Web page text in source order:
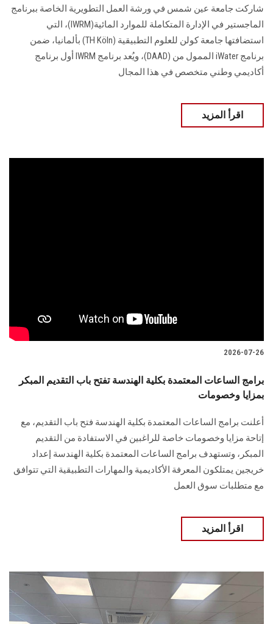
شاركت جامعة عين شمس في ورشة العمل التطويرية الخاصة ببرنامج
الماجستير في الإدارة المتكاملة للموارد المائية(IWRM)، التي
استضافتها جامعة كولن للعلوم التطبيقية (TH Köln) بألمانيا، ضمن
برنامج iWater الممول من (DAAD)، ويُعد برنامج IWRM أول برنامج
أكاديمي وطني متخصص في هذا المجال
اقرأ المزيد
2026-07-26
برامج الساعات المعتمدة بكلية الهندسة تفتح باب التقديم المبكر
بمزايا وخصومات
أعلنت برامج الساعات المعتمدة بكلية الهندسة فتح باب التقديم، مع
إتاحة مزايا وخصومات خاصة للراغبين في الاستفادة من التقديم
المبكر، وتستهدف برامج الساعات المعتمدة بكلية الهندسة إعداد
خريجين يمتلكون المعرفة الأكاديمية والمهارات التطبيقية التي تتوافق
مع متطلبات سوق العمل
اقرأ المزيد